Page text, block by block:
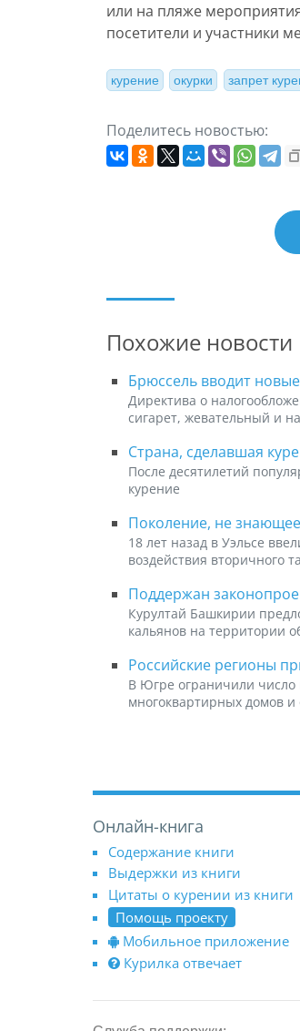
или на пляже
посетители и участники
курение окурки запрет
Поделитесь новостью:
Похожие новости
Брюссель вводит
Директива о
сигарет, жевательный и
Страна, сделавшая
После десятилетий
курение
Поколение, не
18 лет назад в Уэльсе
воздействия вторичного
Поддержан
Курултай Башкирии
кальянов на территории
Российские регионы
В Югре ограничили число
многоквартирных домов и
Онлайн-книга
Содержание книги
Выдержки из книги
Цитаты о курении из книги
Помощь проекту
Мобильное приложение
Курилка отвечает